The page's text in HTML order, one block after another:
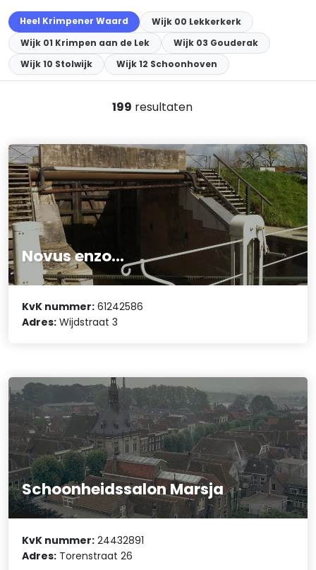
Heel Krimpener Waard
Wijk 00 Lekkerkerk
Wijk 01 Krimpen aan de Lek
Wijk 03 Gouderak
Wijk 10 Stolwijk
Wijk 12 Schoonhoven
199 resultaten
Novus enzo...
KvK nummer: 61242586
Adres: Wijdstraat 3
Schoonheidssalon Marsja
KvK nummer: 24432891
Adres: Torenstraat 26